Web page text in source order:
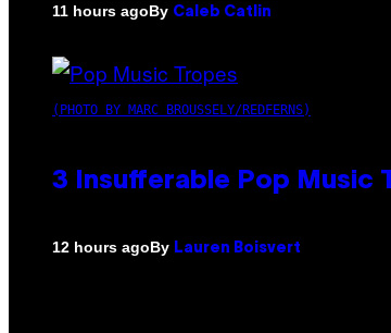
11 hours agoBy Caleb Catlin
(PHOTO BY MARC BROUSSELY/REDFERNS)
3 Insufferable Pop Music
12 hours agoBy Lauren Boisvert